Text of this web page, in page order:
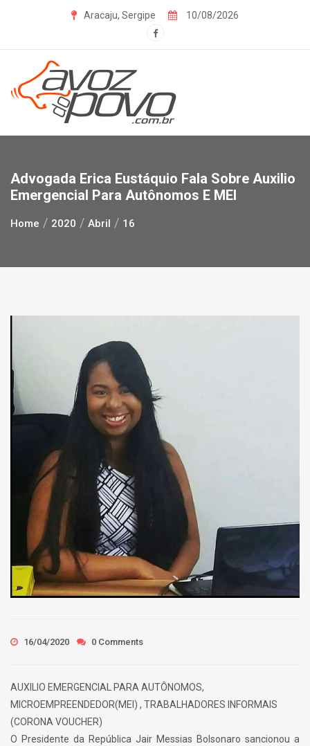
Aracaju, Sergipe 10/08/2026
Advogada Erica Eustáquio Fala Sobre Auxilio
Emergencial Para Autônomos E MEI
Home 2020 Abril 16
16/04/2020 0 Comments
AUXILIO EMERGENCIAL PARA AUTÔNOMOS,
MICROEMPREENDEDOR(MEI) , TRABALHADORES INFORMAIS
(CORONA VOUCHER)
O Presidente da República Jair Messias Bolsonaro sancionou a